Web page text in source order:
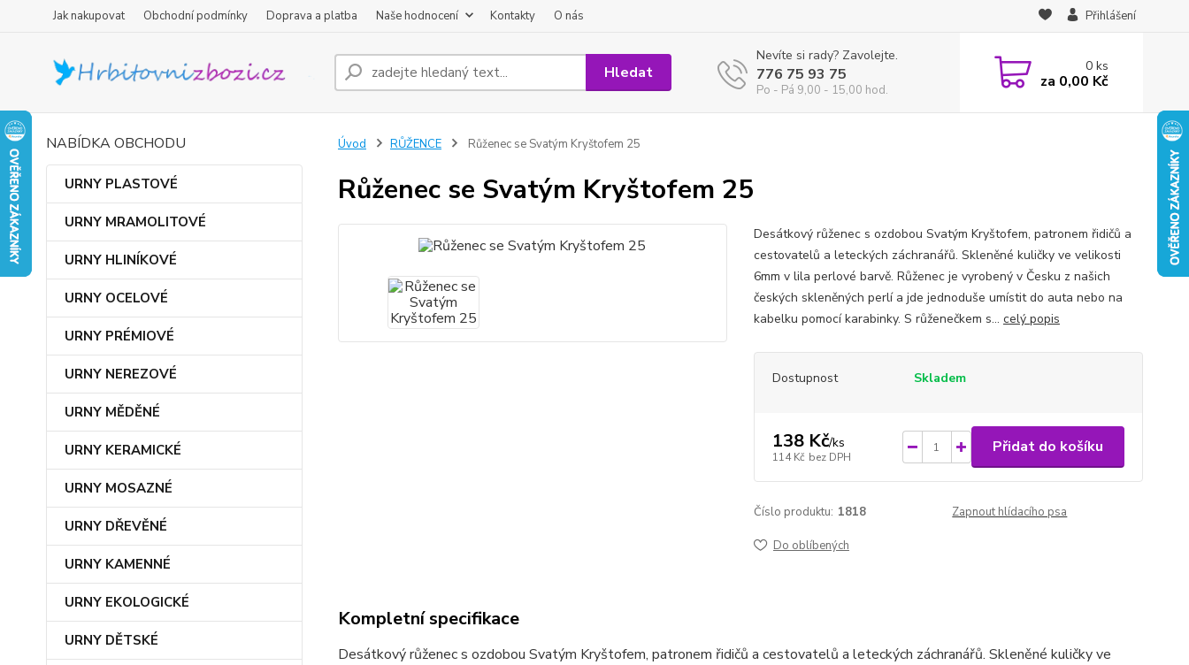
Jak nakupovat Obchodní podmínky Doprava a platba Naše hodnocení Kontakty O nás Přihlášení
Hledat
Nevíte si rady? Zavolejte.
776 75 93 75
Po - Pá 9,00 - 15,00 hod.
0ks
za 0,00 Kč
NABÍDKA OBCHODU
URNY PLASTOVÉ
URNY MRAMOLITOVÉ
URNY HLINÍKOVÉ
URNY OCELOVÉ
URNY PRÉMIOVÉ
URNY NEREZOVÉ
URNY MĚDĚNÉ
URNY KERAMICKÉ
URNY MOSAZNÉ
URNY DŘEVĚNÉ
URNY KAMENNÉ
URNY EKOLOGICKÉ
URNY DĚTSKÉ
Úvod RŮŽENCE Růženec se Svatým Kryštofem 25
Růženec se Svatým Kryštofem 25
Desátkový růženec s ozdobou Svatým Kryštofem, patronem řidičů a
cestovatelů a leteckých záchranářů. Skleněné kuličky ve velikosti
6mm v lila perlové barvě. Růženec je vyrobený v Česku z našich
českých skleněných perlí a jde jednoduše umístit do auta nebo na
kabelku pomocí karabinky. S růženečkem s... celý popis
Dostupnost Skladem
138 Kč/ks
114 Kč bez DPH
Přidat do košíku
Číslo produktu: 1818 Zapnout hlídacího psa
Do oblíbených
Kompletní specifikace
Desátkový růženec s ozdobou Svatým Kryštofem, patronem řidičů a cestovatelů a leteckých záchranářů. Skleněné kuličky ve